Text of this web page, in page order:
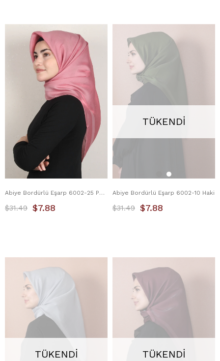
Abiye Bordürlü Eşarp 6002-25 Pembe
$7.88
$31.49
TÜKENDI
Abiye Bordürlü Eşarp 6002-10 Haki
$7.88
$31.49
TÜKENDI TÜKENDI